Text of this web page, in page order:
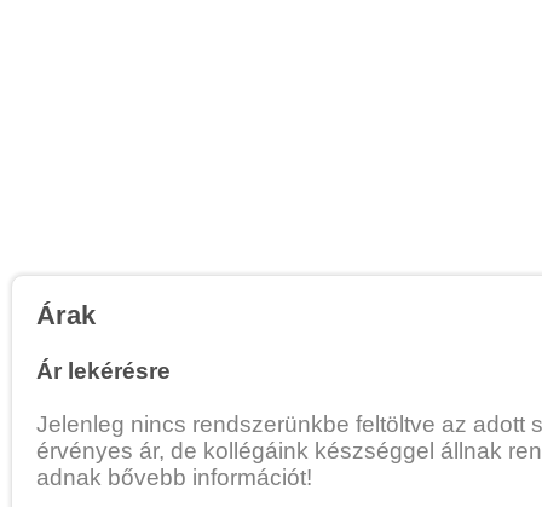
Árak
Ár lekérésre
Jelenleg nincs rendszerünkbe feltöltve az adott
érvényes ár, de kollégáink készséggel állnak
adnak bővebb információt!